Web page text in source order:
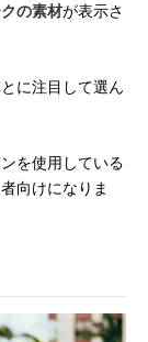
の素材が表示さ
とに注目して選ん
を使用している
向けになりま